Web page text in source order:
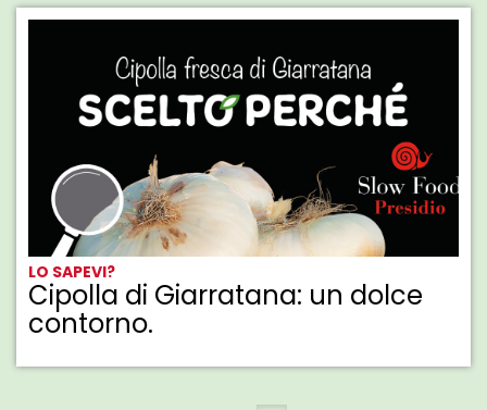
LO SAPEVI?
Cipolla di Giarratana: un dolce
contorno.